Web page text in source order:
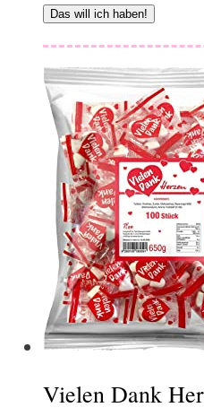
Das will ich haben!
Vielen Dank